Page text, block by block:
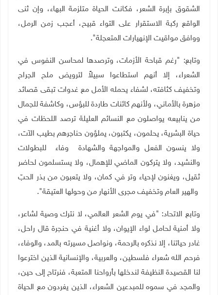
الشقوق بإبرة الشعر، فكانت الحياة متلزمة البهاء، وإن ثنى
الواقع ركبة الاستقرار على التواء قبيح، أعجب زمن الرمل،
ووافق مواقيت الإنهيارات المتعجلة".
وتابع: "رغم قباحة الأزمات، وترصدها لمحاسن النفوس في
الشعراء، إلا أنهم استطاعوا سبيلاً لترويض ملح الجراح
وتخفيف كثافته، لشفاء يحمله الأمل مع غدوات تبقى قصائد
مزهرة بالأماني، ولأنهم كائنات طاردة للبؤس، وكاشفة للجمال
من ينابيعه يواصلون مع النسائم العليلة ترصد اللحظات في
حياة البشرية، يحلمون، يكتبون، يملؤون حناجرهم بطيب الآت،
ولا ينسون الفعل والمواجهة والشهادة وفاء للبطولات
والنشيد، ولا يتركون الماضي للإهمال، ولا يستسلمون لحاضر
ثقيل، ويغنون لإحياء وتر في كمان، ولا يتعبون من بذر الحبّ
والهير العام وتخفيف مجرى الأنهار من وحولها العتيقة".
وتابع الاتحاد: "في يوم الشعر العالمي، لا نترك وصية لشاعر،
ولا أمنية لحامل لواء الإيوان، ولا أغنية في حنجرة قال راحل،
غادر حياتنا، إلا نذكره بالرحمة، ونواصل مسيرته بالمد، والوفاء،
فرحم الله شعراء فلسطين، والعربية، والإنسانية الذين اخترعوا
لنا القصيدة النظيفة لندخلها بأرواحنا المتعبة، فنرتاح إلى حين،
والمجد في سموه للمبدعين الشعراء، الذين يغردون مع الحياة